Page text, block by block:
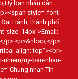
ban nhân dân
style="font-
Đại Hành, thành phố
size: 14px">Email:
p> <p>&nbsp;</p>
align: top"><br>
nhiem/uy-ban-nhan-
nhan Tin